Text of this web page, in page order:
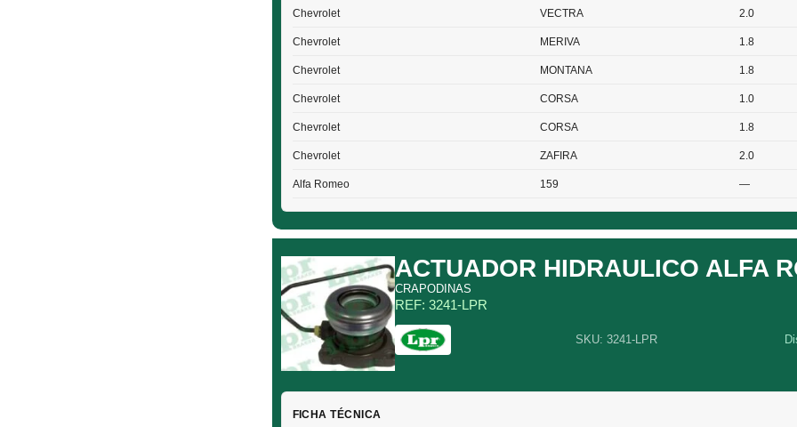
Chevrolet VECTRA 2.0
Chevrolet MERIVA 1.8
Chevrolet MONTANA 1.8
Chevrolet CORSA 1.0
Chevrolet CORSA 1.8
Chevrolet ZAFIRA 2.0
Alfa Romeo 159 —
ACTUADOR HIDRAULICO ALFA
CRAPODINAS
REF: 3241-LPR
SKU: 3241-LPR
FICHA TÉCNICA